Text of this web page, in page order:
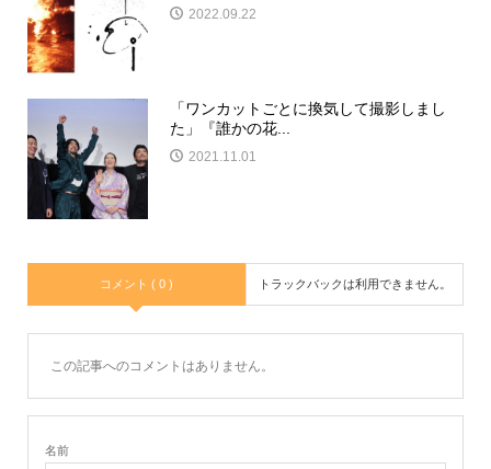
2022.09.22
「ワンカットごとに換気して撮影しまし
た」『誰かの花...
2021.11.01
コメント ( 0 ) トラックバックは利用できません。
この記事へのコメントはありません。
名前